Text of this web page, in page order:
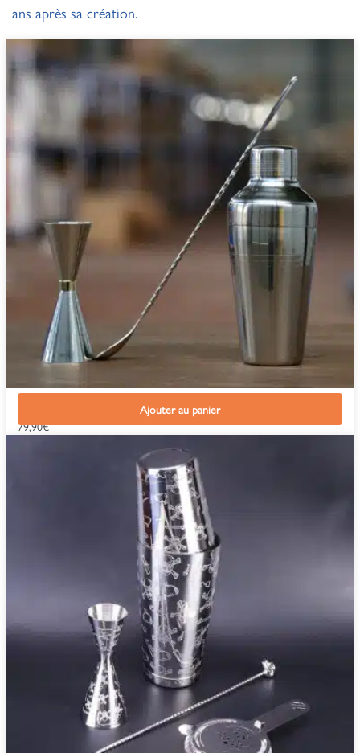
ans après sa création.
Kit Cocktail Cobbler Inox
79,90€
Ajouter au panier